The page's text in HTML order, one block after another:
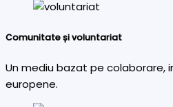
Comunitate și voluntariat
Un mediu bazat pe colaborare,
europene.